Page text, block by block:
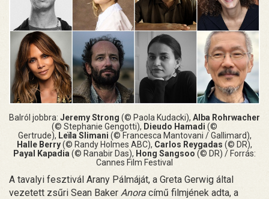
Balról jobbra: Jeremy Strong (© Paola Kudacki), Alba Rohrwacher
(© Stephanie Gengotti), Dieudo Hamadi (©
Gertrude), Leïla Slimani (© Francesca Mantovani / Gallimard),
Halle Berry(© Randy Holmes ABC), Carlos Reygadas (© DR),
Payal Kapadia (© Ranabir Das), Hong Sangsoo (© DR) / Forrás:
Cannes Film Festival
A tavalyi fesztivál Arany Pálmáját, a Greta Gerwig által
vezetett zsűri Sean Baker Anora című filmjének adta, a